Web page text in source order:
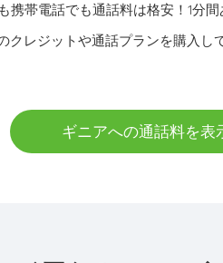
携帯電話でも通話料は格安！1分間
クレジットや通話プランを購入し
ギニアへの通話料を表